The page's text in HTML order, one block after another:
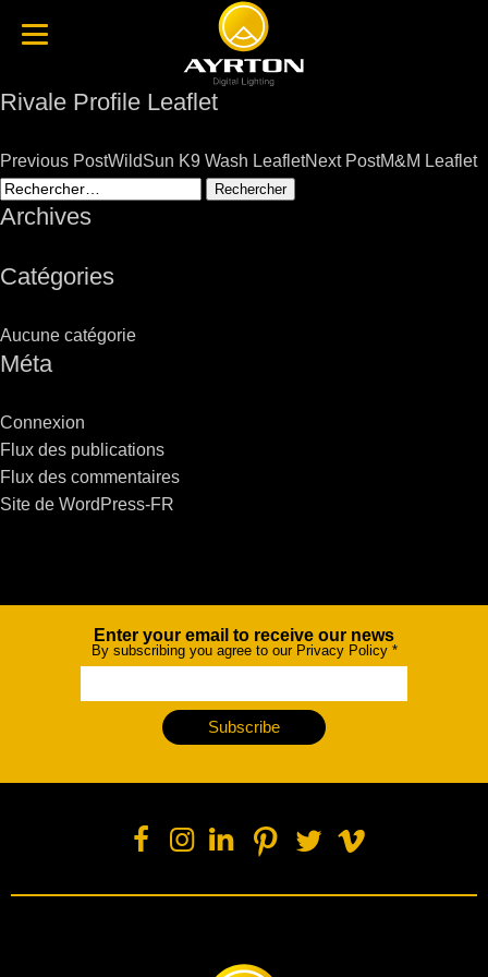
Rivale Profile Leaflet
Post
navigation
Previous PostWildSun K9 Wash LeafletNext PostM&M Leaflet
Rechercher :
Archives
Catégories
Aucune catégorie
Méta
Connexion
Flux des publications
Flux des commentaires
Site de WordPress-FR
NewsletterEnter your email to receive our news
By subscribing you agree to our Privacy Policy *
Subscribe